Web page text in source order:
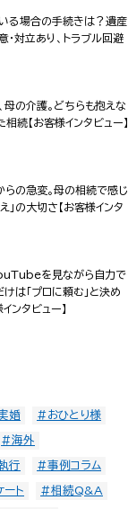
る場合の手続きは？遺産
・対立あり、トラブル回避
母の介護。どちらも抱えな
続【お客様インタビュー】
らの急変。母の相続で感じ
」の大切さ【お客様インタ
を見ながら自力で
は「プロに頼む」と決め
ンタビュー】
婚 #おひとり様
#海外
行 #事例コラム
ト #相続Q&A